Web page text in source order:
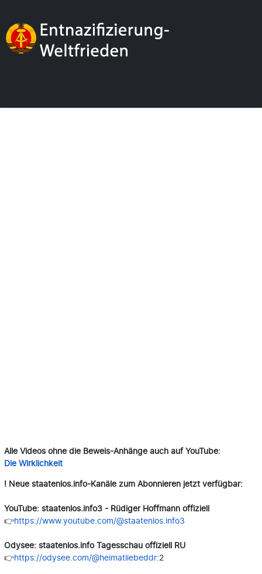
Alle Videos ohne die Beweis-Anhänge auch auf YouTube:
Die Wirklichkeit
! Neue staatenlos.info-Kanäle zum Abonnieren jetzt verfügbar:
YouTube: staatenlos.info3 - Rüdiger Hoffmann offiziell
👉https://www.youtube.com/@staatenlos.info3
Odysee: staatenlos.info Tagesschau offiziell RU
👉https://odysee.com/@heimatliebeddr:2